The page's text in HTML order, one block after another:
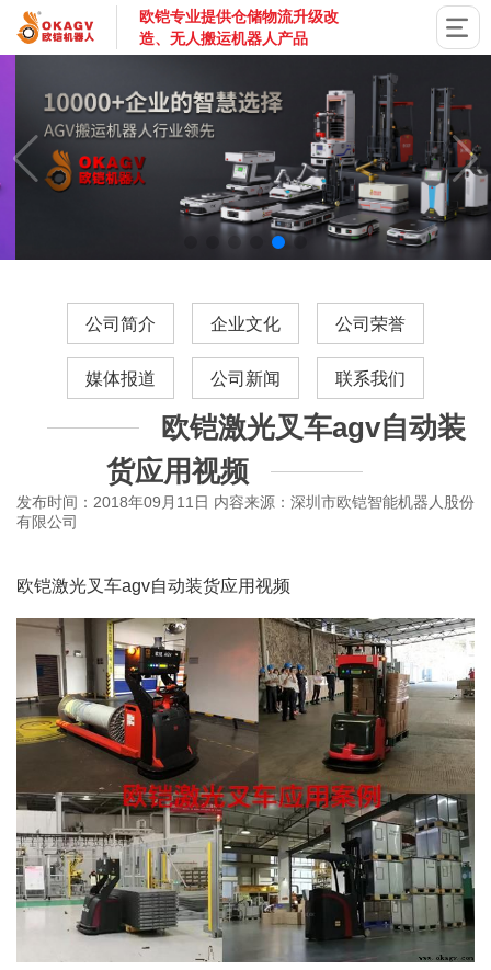
欧铠专业提供仓储物流升级改
造、无人搬运机器人产品
公司简介 企业文化 公司荣誉
媒体报道 公司新闻 联系我们
欧铠激光叉车agv自动装
货应用视频
发布时间：2018年09月11日 内容来源：深圳市欧铠智能机器人股份
有限公司
欧铠激光叉车agv自动装货应用视频